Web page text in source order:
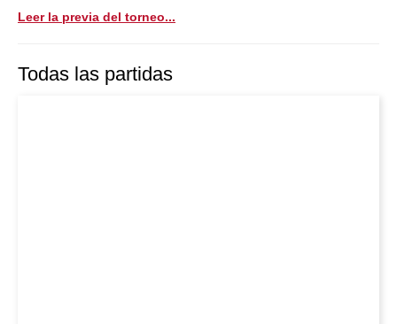
Leer la previa del torneo...
Todas las partidas